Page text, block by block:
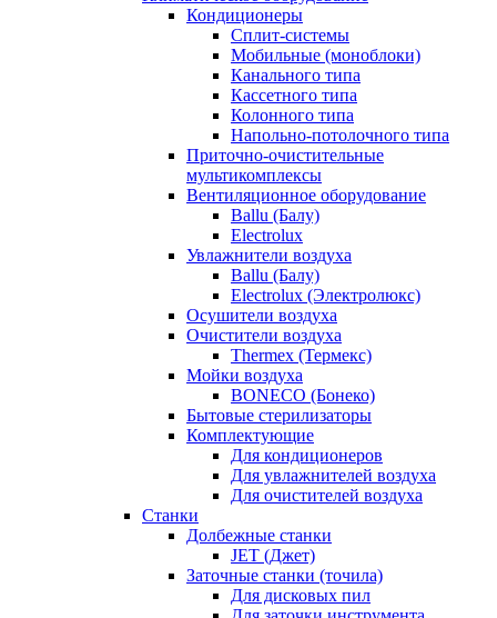
Кондиционеры
Сплит-системы
Мобильные (моноблоки)
Канального типа
Кассетного типа
Колонного типа
Напольно-потолочного типа
Приточно-очистительные
мультикомплексы
Вентиляционное оборудование
Ballu (Балу)
Electrolux
Увлажнители воздуха
Ballu (Балу)
Electrolux (Электролюкс)
Осушители воздуха
Очистители воздуха
Thermex (Термекс)
Мойки воздуха
BONECO (Бонеко)
Бытовые стерилизаторы
Комплектующие
Для кондиционеров
Для увлажнителей воздуха
Для очистителей воздуха
Станки
Долбежные станки
JET (Джет)
Заточные станки (точила)
Для дисковых пил